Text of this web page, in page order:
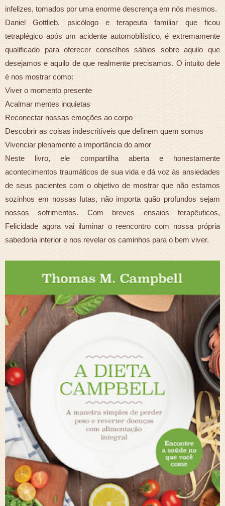
infelizes, tomados por uma enorme descrença em nós mesmos.
Daniel Gottlieb, psicólogo e terapeuta familiar que ficou
tetraplégico após um acidente automobilístico, é extremamente
qualificado para oferecer conselhos sábios sobre aquilo que
desejamos e aquilo de que realmente precisamos. O intuito dele
é nos mostrar como:
Viver o momento presente
Acalmar mentes inquietas
Reconectar nossas emoções ao corpo
Descobrir as coisas indescritíveis que definem quem somos
Vivenciar plenamente a importância do amor
Neste livro, ele compartilha aberta e honestamente
acontecimentos traumáticos de sua vida e dá voz às ansiedades
de seus pacientes com o objetivo de mostrar que não estamos
sozinhos em nossas lutas, não importa quão profundos sejam
nossos sofrimentos. Com breves ensaios terapêuticos,
Felicidade agora vai iluminar o reencontro com nossa própria
sabedoria interior e nos revelar os caminhos para o bem viver.